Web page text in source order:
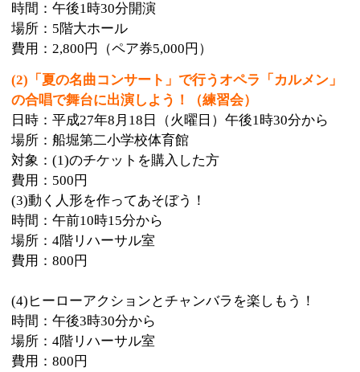
場所：4階リハーサル室
費用：800円
(4)ヒーローアクションとチャンバラを楽しもう！
場所：4階リハーサル室
費用：800円
(5)江戸硝子のデザイングラス作り
時間：午前10時30分から
場所：4階研修室
費用：1,200円
(6)ひょうたんストラップ作り
時間：午後3時30分から
場所：4階研修室
費用：1,000円
(7)福島屋（江戸文字）ちょうちん作り
場所：1階展示室
費用：各500円
(8)町工場サイエンス
時間：午前10時15分から・午後3時45分から
場所：1階展示室